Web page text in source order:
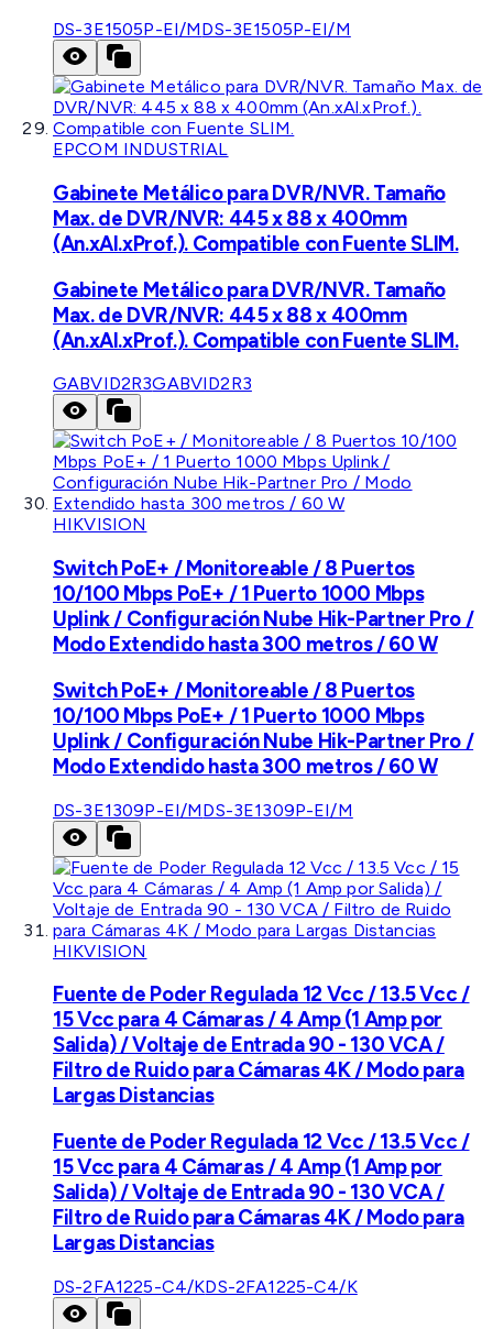
DS-3E1505P-EI/MDS-3E1505P-EI/M
EPCOM INDUSTRIAL
Gabinete Metálico para DVR/NVR. Tamaño
Max. de DVR/NVR: 445 x 88 x 400mm
(An.xAl.xProf.). Compatible con Fuente SLIM.
Gabinete Metálico para DVR/NVR. Tamaño
Max. de DVR/NVR: 445 x 88 x 400mm
(An.xAl.xProf.). Compatible con Fuente SLIM.
GABVID2R3GABVID2R3
HIKVISION
Switch PoE+ / Monitoreable / 8 Puertos
10/100 Mbps PoE+ / 1 Puerto 1000 Mbps
Uplink / Configuración Nube Hik-Partner Pro /
Modo Extendido hasta 300 metros / 60 W
Switch PoE+ / Monitoreable / 8 Puertos
10/100 Mbps PoE+ / 1 Puerto 1000 Mbps
Uplink / Configuración Nube Hik-Partner Pro /
Modo Extendido hasta 300 metros / 60 W
DS-3E1309P-EI/MDS-3E1309P-EI/M
HIKVISION
Fuente de Poder Regulada 12 Vcc / 13.5 Vcc /
15 Vcc para 4 Cámaras / 4 Amp (1 Amp por
Salida) / Voltaje de Entrada 90 - 130 VCA /
Filtro de Ruido para Cámaras 4K / Modo para
Largas Distancias
Fuente de Poder Regulada 12 Vcc / 13.5 Vcc /
15 Vcc para 4 Cámaras / 4 Amp (1 Amp por
Salida) / Voltaje de Entrada 90 - 130 VCA /
Filtro de Ruido para Cámaras 4K / Modo para
Largas Distancias
DS-2FA1225-C4/KDS-2FA1225-C4/K